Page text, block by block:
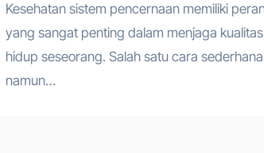
Kesehatan sistem pencernaan memiliki peran
yang sangat penting dalam menjaga kualitas
hidup seseorang. Salah satu cara sederhana
namun…